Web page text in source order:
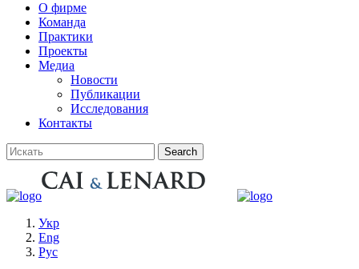
О фирме
Команда
Практики
Проекты
Медиа
Новости
Публикации
Исследования
Контакты
Укр
Eng
Рус